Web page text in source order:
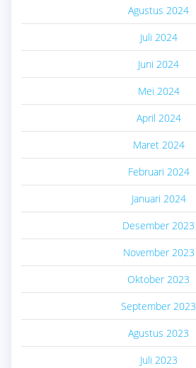
Agustus 2024
Juli 2024
Juni 2024
Mei 2024
April 2024
Maret 2024
Februari 2024
Januari 2024
Desember 2023
November 2023
Oktober 2023
September 2023
Agustus 2023
Juli 2023